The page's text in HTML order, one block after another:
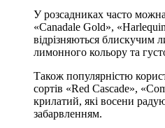
У розсадниках часто
«Canadale Gold»,
відрізняються блискучим
лимонного кольору та
Також популярністю
сортів «Red Cascade»,
крилатий, які восени
забарвленням.